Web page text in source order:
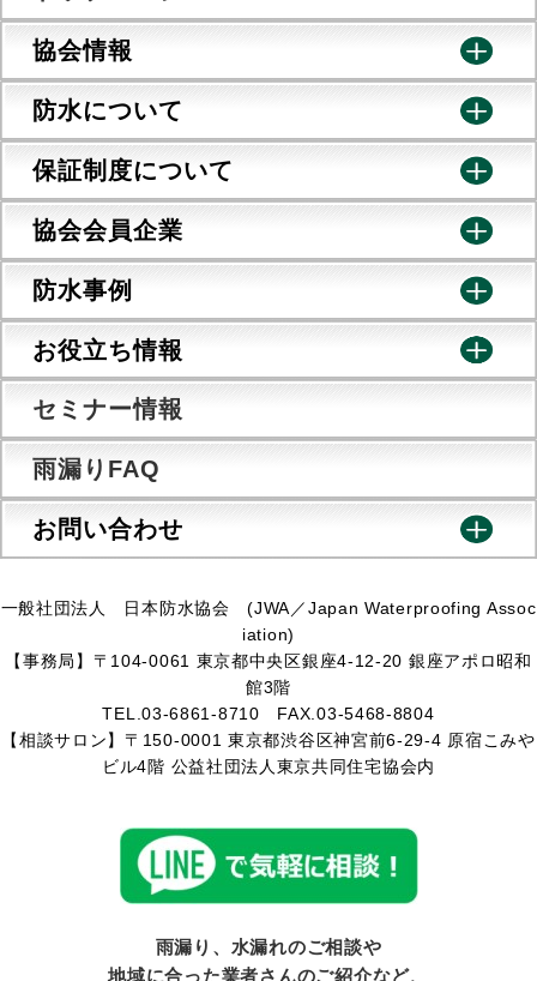
協会情報
防水について
保証制度について
協会会員企業
防水事例
お役立ち情報
セミナー情報
雨漏りFAQ
お問い合わせ
一般社団法人 日本防水協会 (JWA／Japan Waterproofing Assoc
iation)
【事務局】〒104-0061 東京都中央区銀座4-12-20 銀座アポロ昭和
館3階
TEL.03-6861-8710 FAX.03-5468-8804
【相談サロン】〒150-0001 東京都渋谷区神宮前6-29-4 原宿こみや
ビル4階 公益社団法人東京共同住宅協会内
雨漏り、水漏れのご相談や
地域に合った業者さんのご紹介など、